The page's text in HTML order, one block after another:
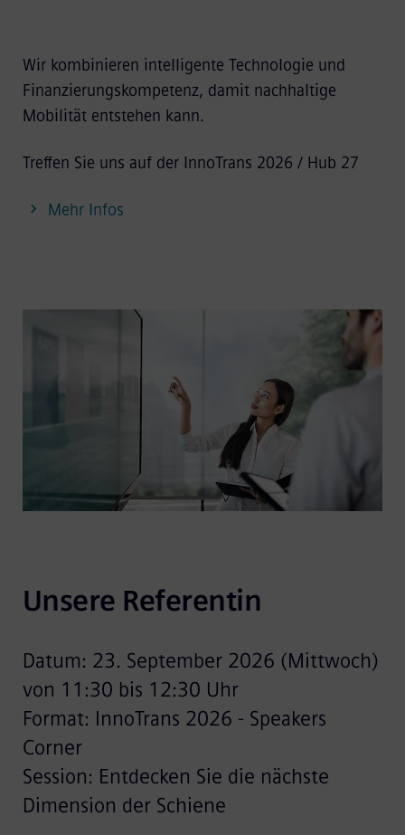
Wir kombinieren intelligente Technologie und
Finanzierungskompetenz, damit nachhaltige
Mobilität entstehen kann.
Treffen Sie uns auf der InnoTrans 2026 / Hub 27
Mehr Infos
Unsere Referentin
Datum: 23. September 2026 (Mittwoch)
von 11:30 bis 12:30 Uhr
Format: InnoTrans 2026 - Speakers
Corner
Session: Entdecken Sie die nächste
Dimension der Schiene